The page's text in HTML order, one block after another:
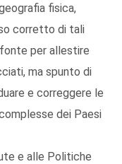
fisica,
corretto di tali
per allestire
ma spunto di
e correggere le
dei Paesi
e alle Politiche